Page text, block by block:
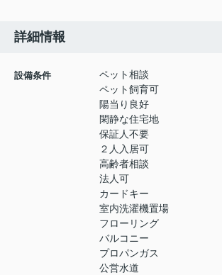
詳細情報
設備条件
ペット相談
ペット飼育可
陽当り良好
閑静な住宅地
保証人不要
２人入居可
高齢者相談
法人可
カードキー
室内洗濯機置場
フローリング
バルコニー
プロパンガス
公営水道